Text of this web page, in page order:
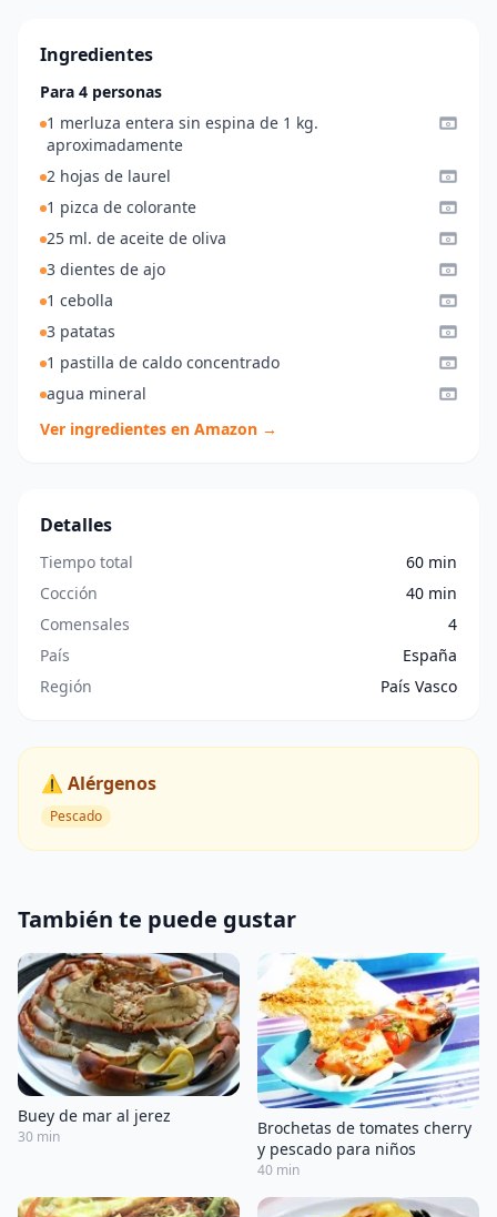
Ingredientes
Para 4 personas
1 merluza entera sin espina de 1 kg.
aproximadamente
2 hojas de laurel
1 pizca de colorante
25 ml. de aceite de oliva
3 dientes de ajo
1 cebolla
3 patatas
1 pastilla de caldo concentrado
agua mineral
Ver ingredientes en Amazon →
Detalles
Tiempo total
60 min
Cocción
40 min
Comensales
4
País
España
Región
País Vasco
⚠️ Alérgenos
Pescado
También te puede gustar
Buey de mar al jerez
30 min
Brochetas de tomates cherry
y pescado para niños
40 min